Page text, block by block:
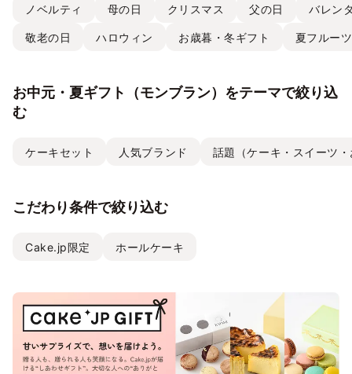
ノベルティ 母の日 クリスマス 父の日 バレン
敬老の日 ハロウィン お歳暮・冬ギフト 夏フルー
お中元・夏ギフト（モンブラン）をテーマで絞り込
む
ケーキセット 人気ブランド 話題（ケーキ・スイーツ
こだわり条件で絞り込む
Cake.jp限定 ホールケーキ